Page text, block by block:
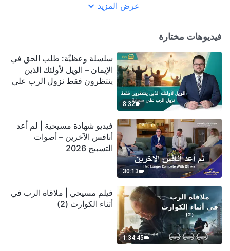
عرض المزيد
فيديوهات مختارة
8:32
سلسلة وعظيِّة: طلب الحق في
الإيمان – الويل لأولئك الذين
ينتظرون فقط نزول الرب على
30:13
فيديو شهادة مسيحية | لم أعد
أنافس الآخرين – أصوات
التسبيح 2026
1:34:45
فيلم مسيحي | ملاقاة الرب في
أثناء الكوارث (2)